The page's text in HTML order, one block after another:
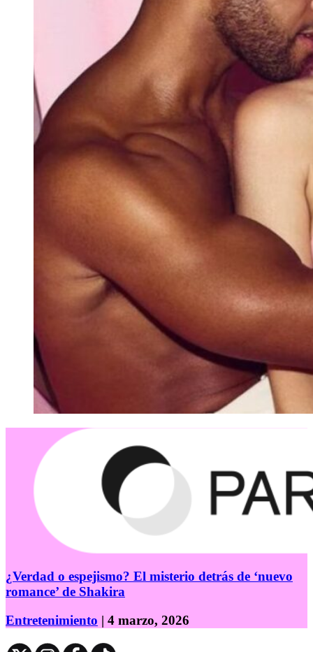
¿Verdad o espejismo? El misterio detrás de ‘nuevo
romance’ de Shakira
Entretenimiento | 4 marzo, 2026